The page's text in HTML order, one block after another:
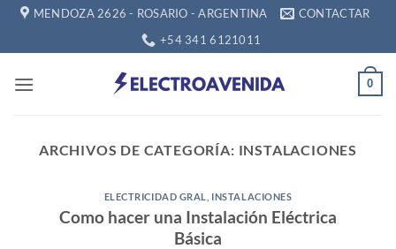
Saltar
contenido
MENDOZA 2626 - ROSARIO - ARGENTINA
CONTACTAR
+54 341 6121011
0
ARCHIVOS DE CATEGORÍA: INSTALACIONES
ELECTRICIDAD GRAL INSTALACIONES
Como hacer una Instalación Eléctrica
Básica